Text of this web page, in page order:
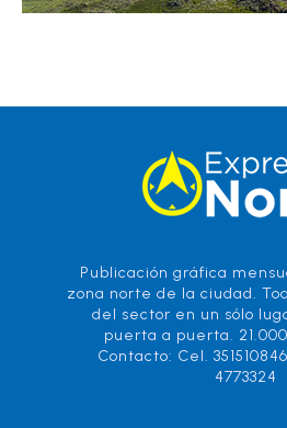
Publicación gráfica
zona norte de la ciudad.
del sector en un sólo
puerta a puerta.
Contacto: Cel.
4773324